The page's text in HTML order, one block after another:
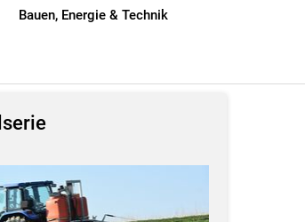
Bauen, Energie & Technik